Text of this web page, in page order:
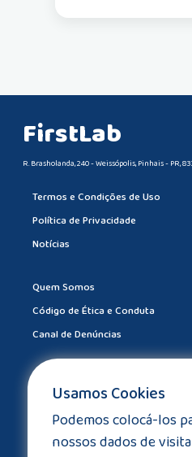
FirstLab
R. Brasholanda, 240 - Weissópolis, Pinhais - PR,
Termos e Condições de Uso
Política de Privacidade
Notícias
Quem Somos
Código de Ética e Conduta
Canal de Denúncias
Trabalhe Conosco
Drive Certificados
Drive Outlet
Usamos Cookies
Podemos colocá-los
nossos dados de